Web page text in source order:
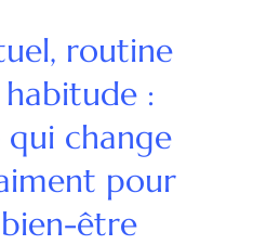
routine
:
qui change
pour
être